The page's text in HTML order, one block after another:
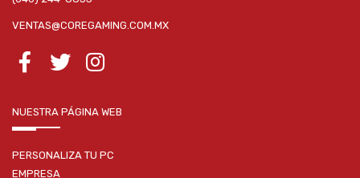
VENTAS@COREGAMING.COM.MX
NUESTRA PÁGINA WEB
PERSONALIZA TU PC
EMPRESA